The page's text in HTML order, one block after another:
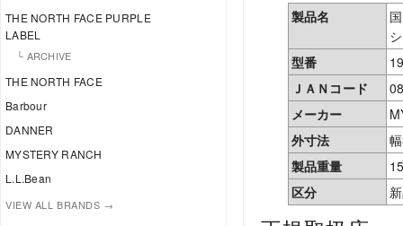
THE NORTH FACE PURPLE
LABEL
└ ARCHIVE
THE NORTH FACE
Barbour
DANNER
MYSTERY RANCH
L.L.Bean
VIEW ALL BRANDS →
製品名
型番
ＪＡＮコード
メーカー
外寸法
製品重量
区分